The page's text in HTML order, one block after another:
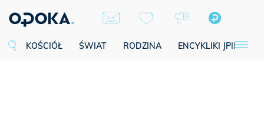
KOŚCIÓŁ ŚWIAT RODZINA ENCYKLIKI JPII